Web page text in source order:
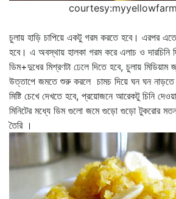
courtesy:
চুলায় হাড়ি চাপিয়ে একটু গরম করতে হবে। এরপর এতে
হবে। এ অবস্থায় হালকা গরম করে এলাচ ও দারচিনি
ডিম+দুধের মিশ্রণটা ঢেলে দিতে হবে, চুলায় মিডিয়াম
উত্তাপে জমতে শুরু করলে চামচ দিয়ে ঘন ঘন
মিষ্টি চেখে দেখতে হবে, প্রয়োজনে আরেকটু চিনি
মিনিটের মধ্যে ডিম গুলো জমে গুড়ো গুড়ো টুকরোর
তৈরি ।